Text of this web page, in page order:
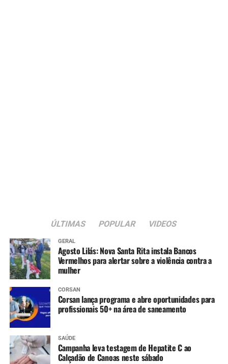
ÚLTIMAS POPULAR VIDEOS
GERAL
Agosto Lilás: Nova Santa Rita instala Bancos
Vermelhos para alertar sobre a violência contra a
mulher
CORSAN
Corsan lança programa e abre oportunidades para
profissionais 50+ na área de saneamento
SAÚDE
Campanha leva testagem de Hepatite C ao
Calçadão de Canoas neste sábado